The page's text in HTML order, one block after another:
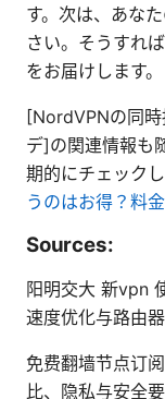
す。次は、あな
さい。そうすれ
をお届けします。
[NordVPNの同
デ]の関連情報も
期的にチェック
うのはお得？料金
Sources:
阳明交大 新vpn
速度优化与路由
免费翻墙节点订
比、隐私与安全